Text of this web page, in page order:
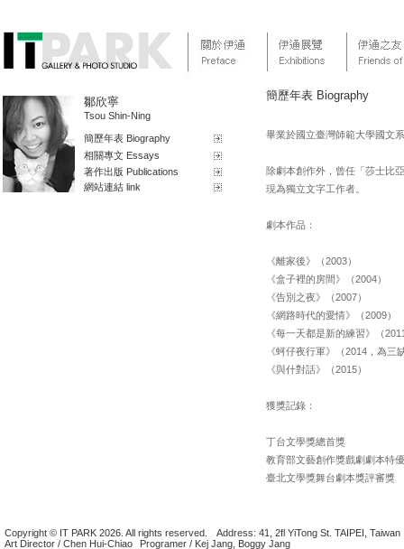
鄒欣寧
Tsou Shin-Ning
簡歷年表 Biography
相關專文 Essays
著作出版 Publications
網站連結 link
簡歷年表 Biography
畢業於國立臺灣師範大學國文
除劇本創作外，曾任「莎士比
現為獨立文字工作者。
劇本作品：
《離家後》（2003）
《盒子裡的房間》（2004）
《告別之夜》（2007）
《網路時代的愛情》（2009）
《每一天都是新的練習》（
《蚵仔夜行軍》（2014，為
《與什對話》（2015）
獲獎記錄：
丁台文學獎總首獎
教育部文藝創作獎戲劇劇本特
臺北文學獎舞台劇本獎評審獎
Copyright © IT PARK 2026. All rights reserved.
Address: 41, 2fl YiTong St. TAIPEI, Taiwan
Art Director / Chen Hui-Chiao
Programer / Kej Jang, Boggy Jang